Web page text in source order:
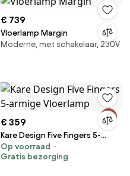
€ 739
Vloerlamp Margin
Moderne, met schakelaar, 230V
€ 359
Kare Design Five Fingers 5-
armige Vloerlamp
Op voorraad
Gratis bezorging